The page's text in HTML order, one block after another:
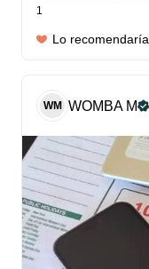
1
Lo recomendaría
WM WOMBA M